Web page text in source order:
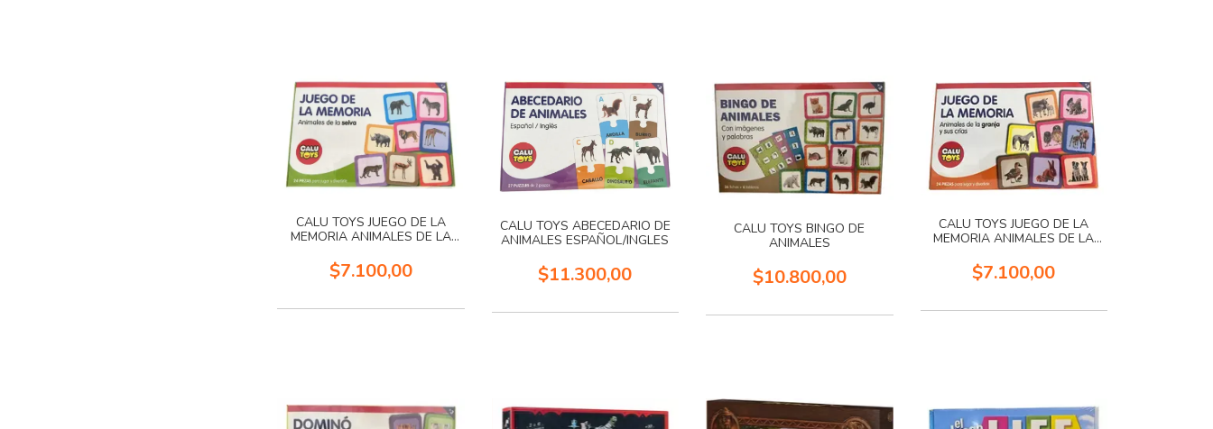
CALU TOYS JUEGO DE LA
MEMORIA ANIMALES DE LA
$7.100,00
CALU TOYS ABECEDARIO DE
ANIMALES ESPAÑOL/INGLES
$11.300,00
CALU TOYS BINGO DE
ANIMALES
$10.800,00
CALU TOYS JUEGO DE LA
MEMORIA ANIMALES DE LA
$7.100,00